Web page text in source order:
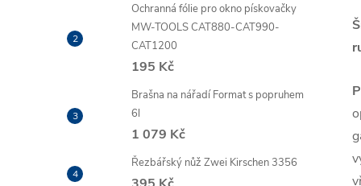
Ochranná fólie pro okno pískovačky
MW-TOOLS CAT880-CAT990-
CAT1200
195 Kč
Brašna na nářadí Format s popruhem
6l
1 079 Kč
Řezbářský nůž Zwei Kirschen 3356